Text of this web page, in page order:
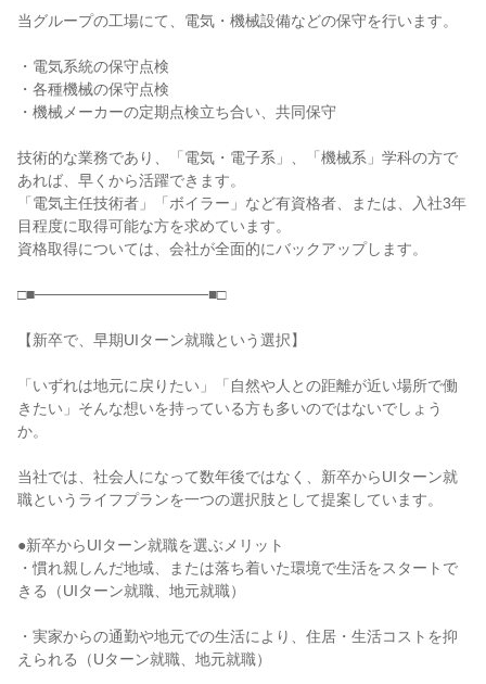
当グループの工場にて、電気・機械設備などの保守を行います。
・電気系統の保守点検
・各種機械の保守点検
・機械メーカーの定期点検立ち合い、共同保守
技術的な業務であり、「電気・電子系」、「機械系」学科の方で
あれば、早くから活躍できます。
「電気主任技術者」「ボイラー」など有資格者、または、入社3年
目程度に取得可能な方を求めています。
資格取得については、会社が全面的にバックアップします。
□■────────────────■□
【新卒で、早期UIターン就職という選択】
「いずれは地元に戻りたい」「自然や人との距離が近い場所で働
きたい」そんな想いを持っている方も多いのではないでしょう
か。
当社では、社会人になって数年後ではなく、新卒からUIターン就
職というライフプランを一つの選択肢として提案しています。
●新卒からUIターン就職を選ぶメリット
・慣れ親しんだ地域、または落ち着いた環境で生活をスタートで
きる（UIターン就職、地元就職）
・実家からの通勤や地元での生活により、住居・生活コストを抑
えられる（Uターン就職、地元就職）